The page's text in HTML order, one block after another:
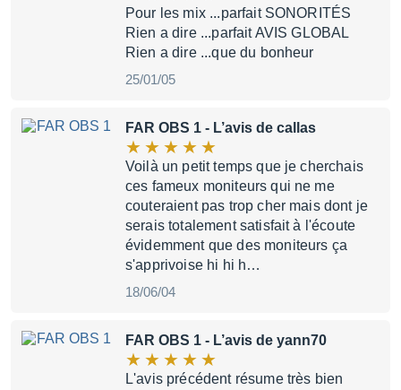
Pour les mix ...parfait SONORITÉS
Rien a dire ...parfait AVIS GLOBAL
Rien a dire ...que du bonheur
25/01/05
FAR OBS 1 - L’avis de callas
Voilà un petit temps que je cherchais
ces fameux moniteurs qui ne me
couteraient pas trop cher mais dont je
serais totalement satisfait à l'écoute
évidemment que des moniteurs ça
s'apprivoise hi hi h…
18/06/04
FAR OBS 1 - L’avis de yann70
L'avis précédent résume très bien